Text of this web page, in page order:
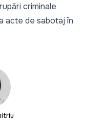
criminale
acte de sabotaj în